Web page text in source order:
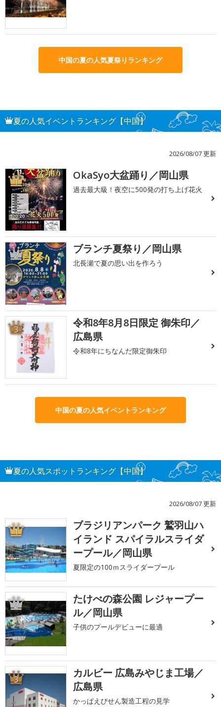
中国の夏の人気夏祭りランキング
夏の人気イベントランキング【中国】
2026/08/07 更新
1 OkaSyo大盆踊り／岡山県
過去最大級！夜空に500発の打ち上げ花火
2 ブランチ夏祭り／岡山県
北長瀬で夏の思い出を作ろう
3
令和8年8月8日限定 御朱印／
広島県
令和8年にちなんだ限定御朱印
中国の夏の人気イベントランキング
夏の人気スポットランキング【中国】
2026/08/07 更新
1
ブラジリアンパーク 鷲羽山ハ
イランド スパイラルスライダ
ープール／岡山県
夏限定の100ｍスライダープール
2
たけべの森公園 レジャープー
ル／岡山県
子供のプールデビューに最適
3
カルビー 広島みやじま工場／
広島県
かっぱえびせん製造工程の見学